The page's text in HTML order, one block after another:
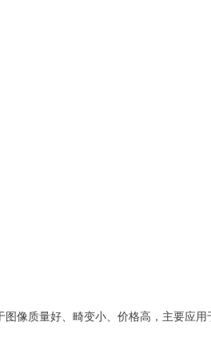
像质量好、畸变小、价格高，主要应